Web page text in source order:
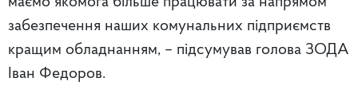
забезпечення наших комунальних підприємств
кращим обладнанням, – підсумував голова ЗОДА
Іван Федоров.